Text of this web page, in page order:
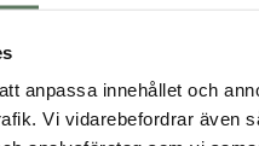
anpassa innehållet och
Vi vidarebefordrar även